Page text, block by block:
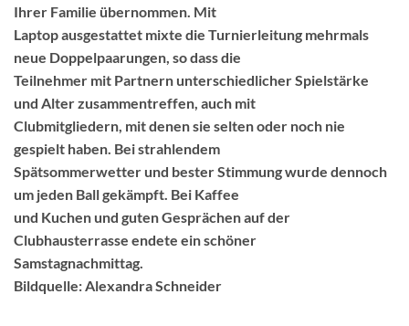
Ihrer Familie übernommen. Mit
Laptop ausgestattet mixte die Turnierleitung mehrmals
neue Doppelpaarungen, so dass die
Teilnehmer mit Partnern unterschiedlicher Spielstärke
und Alter zusammentreffen, auch mit
Clubmitgliedern, mit denen sie selten oder noch nie
gespielt haben. Bei strahlendem
Spätsommerwetter und bester Stimmung wurde dennoch
um jeden Ball gekämpft. Bei Kaffee
und Kuchen und guten Gesprächen auf der
Clubhausterrasse endete ein schöner
Samstagnachmittag.
Bildquelle: Alexandra Schneider